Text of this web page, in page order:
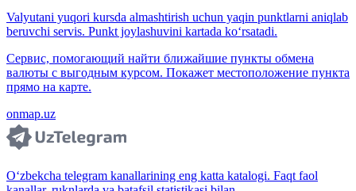
Valyutani yuqori kursda almashtirish uchun yaqin punktlarni aniqlab
beruvchi servis. Punkt joylashuvini kartada ko‘rsatadi.
Сервис, помогающий найти ближайшие пункты обмена
валюты с выгодным курсом. Покажет местоположение пункта
прямо на карте.
onmap.uz
O‘zbekcha telegram kanallarining eng katta katalogi. Faqt faol